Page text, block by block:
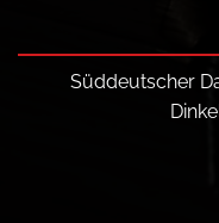
Süddeutscher